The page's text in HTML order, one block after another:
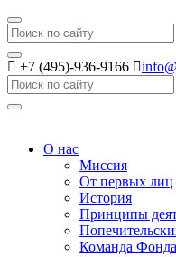
Search
+7 (495)-936-9166
Search
О нас
Миссия
От первых лиц
История
Принципы
Команда Фонда